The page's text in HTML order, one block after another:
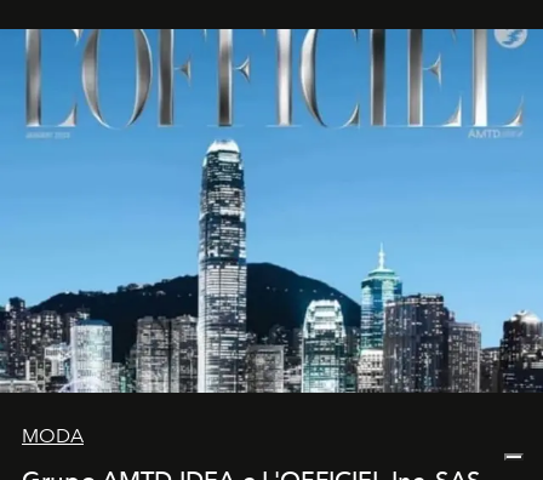
MODA